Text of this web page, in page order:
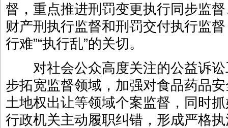
督，重点推进刑罚变更执行同步监
财产刑执行监督和刑罚交付执行监
行难”“执行乱”的关切。
对社会公众高度关注的公益诉讼
步拓宽监督领域，加强对食品药品
土地权出让等领域个案监督，同时
行政机关主动履职纠错，形成严格